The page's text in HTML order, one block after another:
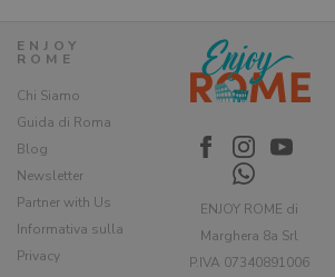
ENJOY
ROME
Chi Siamo
Guida di Roma
Blog
Newsletter
Partner with Us
Informativa sulla
Privacy
ENJOY ROME di
Marghera 8a Srl
P.IVA 07340891006